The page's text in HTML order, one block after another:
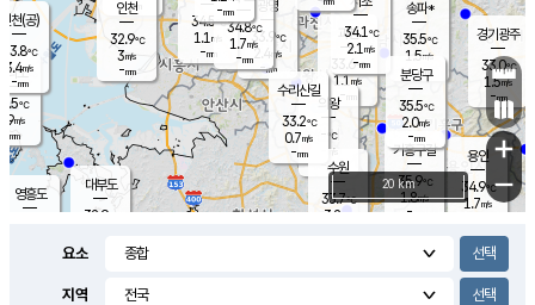
의도
℃
m/s
mm
영흥도
과천
33.6℃
1.1m/s
- mm
용인
34.9℃
1.7m/s
경기광주
33.0℃
1.5m/s
-mm
대부도
32.9
-mm
의왕
- ℃
m/s
mm
광명
33.9 ℃
2.4 m/s
-mm
34.5℃
1.1 m/s
-mm
34.8℃
1.7m/s
-mm
송파*
35.5℃
1.5m/s
-mm
34.1℃
2.1 m/s
-mm
기흥구갈
35.9℃
1.8m/s
-
수리산길
33.2℃
0.7m/s
-mm
분당구
35.5℃
2.0m/s
-mm
인천(공)
33.8℃
3.4m/s
-mm
-mm
수원
33.7℃
3.2 m/s
인천
32.9℃
3m/s
-mm
+
−
20 km
요소
지역